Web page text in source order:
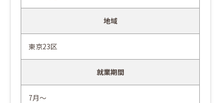
地域
東京23区
就業期間
7月～